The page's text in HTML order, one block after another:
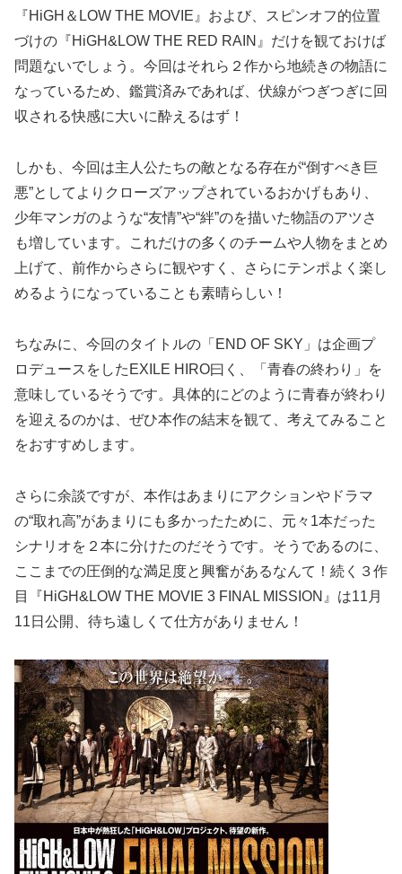
『HiGH＆LOW THE MOVIE』および、スピンオフ的位置
づけの『HiGH&LOW THE RED RAIN』だけを観ておけば
問題ないでしょう。今回はそれら２作から地続きの物語に
なっているため、鑑賞済みであれば、伏線がつぎつぎに回
収される快感に大いに酔えるはず！
しかも、今回は主人公たちの敵となる存在が“倒すべき巨
悪”としてよりクローズアップされているおかげもあり、
少年マンガのような“友情”や“絆”のを描いた物語のアツさ
も増しています。これだけの多くのチームや人物をまとめ
上げて、前作からさらに観やすく、さらにテンポよく楽し
めるようになっていることも素晴らしい！
ちなみに、今回のタイトルの「END OF SKY」は企画プ
ロデュースをしたEXILE HIRO曰く、「青春の終わり」を
意味しているそうです。具体的にどのように青春が終わり
を迎えるのかは、ぜひ本作の結末を観て、考えてみること
をおすすめします。
さらに余談ですが、本作はあまりにアクションやドラマ
の“取れ高”があまりにも多かったために、元々1本だった
シナリオを２本に分けたのだそうです。そうであるのに、
ここまでの圧倒的な満足度と興奮があるなんて！続く３作
目『HiGH&LOW THE MOVIE 3 FINAL MISSION』は11月
11日公開、待ち遠しくて仕方がありません！